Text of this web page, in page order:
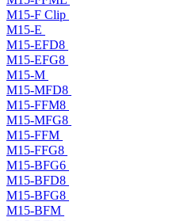
M15-F Clip
M15-E
M15-EFD8
M15-EFG8
M15-M
M15-MFD8
M15-FFM8
M15-MFG8
M15-FFM
M15-FFG8
M15-BFG6
M15-BFD8
M15-BFG8
M15-BFM